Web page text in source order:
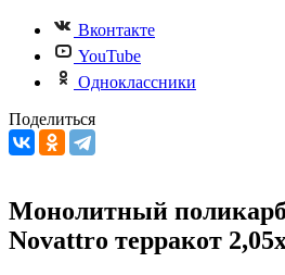
Вконтакте
YouTube
Одноклассники
Поделиться
Монолитный
Novattro терракот